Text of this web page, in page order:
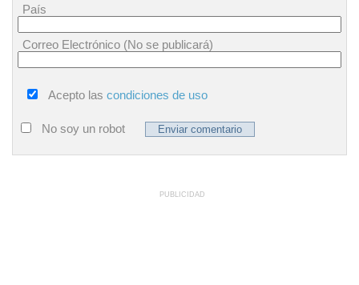
País
Correo Electrónico (No se publicará)
Acepto las condiciones de uso
No soy un robot
PUBLICIDAD